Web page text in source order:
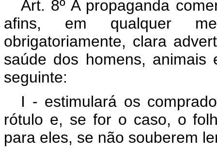
Art. 8º A propaganda
afins, em qualquer
obrigatoriamente, clara
saúde dos homens,
seguinte:
I - estimulará os
rótulo e, se for o caso, o
para eles, se não souberem